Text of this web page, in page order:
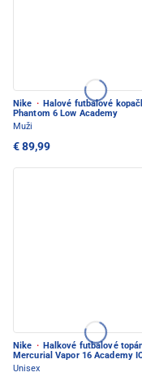
Nike · Halové futbalové
Phantom 6 Low Academy
Muži
€ 89,99
Nike · Halkové futbalové
Mercurial Vapor 16 Academy
Unisex